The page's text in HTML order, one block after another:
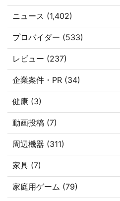
ニュース (1,402)
プロバイダー (533)
レビュー (237)
企業案件・PR (34)
健康 (3)
動画投稿 (7)
周辺機器 (311)
家具 (7)
家庭用ゲーム (79)